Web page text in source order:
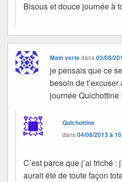
Bisous et douce journée à
Main vertedans03/08/
je pensais que ce
besoin de
journée Quichottine !
Quichottine
dans04/08/2013 à
C’est parce que j’ai triché :
aurait été de toute façon